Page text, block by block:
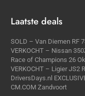
Laatste deals
SOLD – Van Diemen RF
VERKOCHT – Nissan
Race of Champions 26
VERKOCHT – Ligier JS2
DriversDays.nl
CM.COM Zandvoort